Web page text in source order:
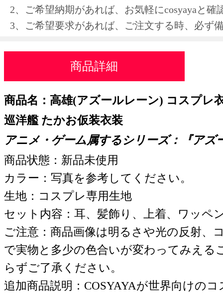
2、ご希望納期があれば、お気軽にcosyayaと確
3、ご希望要求があれば、ご注文する時、必ず
商品詳細
商品名：高雄(アズールレーン) コスプレ
巡洋艦 たかお仮装衣装
アニメ・ゲーム属するシリーズ：『アズ
商品状態：新品未使用
カラー：写真を参考してください。
生地：コスプレ専用生地
セット内容：耳、髪飾り、上着、ワッペ
ご注意：商品画像は明るさや光の反射、
で実物と多少の色合いが変わってみえる
らずご了承ください。
追加商品説明：COSYAYAが世界向けの